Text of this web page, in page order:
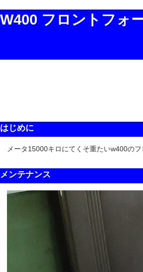
W400 フロントフォ
はじめに
メータ15000キロにてくそ重たいw400の
メンテナンス